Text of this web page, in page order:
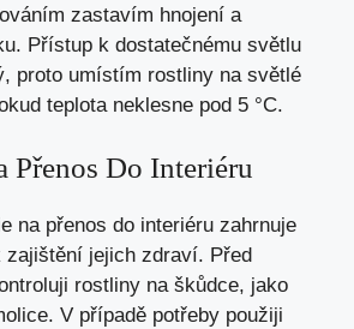
zastavím hnojení a
Přístup k dostatečnému světlu
proto umístím rostliny na světlé
teplota neklesne pod 5 °C.
Přenos Do Interiéru
na přenos do interiéru zahrnuje
zajištění jejich zdraví. Před
rostliny na škůdce, jako
V případě potřeby použiji